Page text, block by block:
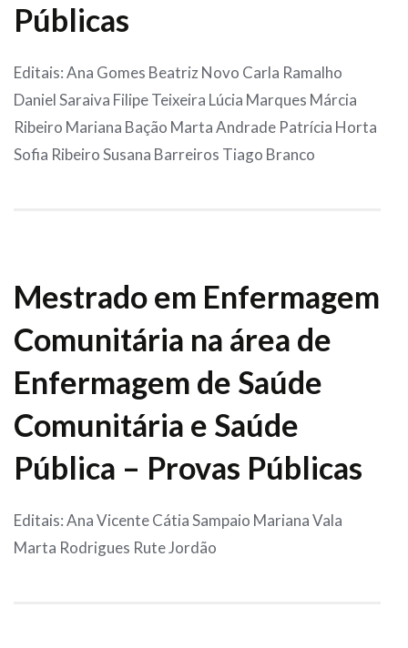
Públicas
Editais: Ana Gomes Beatriz Novo Carla Ramalho
Daniel Saraiva Filipe Teixeira Lúcia Marques Márcia
Ribeiro Mariana Bação Marta Andrade Patrícia Horta
Sofia Ribeiro Susana Barreiros Tiago Branco
Mestrado em Enfermagem
Comunitária na área de
Enfermagem de Saúde
Comunitária e Saúde
Pública – Provas Públicas
Editais: Ana Vicente Cátia Sampaio Mariana Vala
Marta Rodrigues Rute Jordão